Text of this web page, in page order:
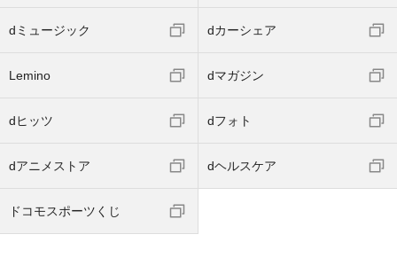
dミュージック dカーシェア
Lemino dマガジン
dヒッツ dフォト
dアニメストア dヘルスケア
ドコモスポーツくじ